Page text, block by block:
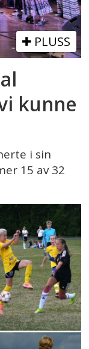
PLUSS
kunne
i sin
15 av 32